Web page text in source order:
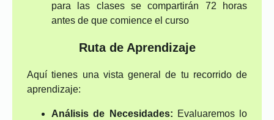
para las clases se compartirán 72 horas
antes de que comience el curso
Ruta de Aprendizaje
Aquí tienes una vista general de tu recorrido de
aprendizaje:
Análisis de Necesidades: Evaluaremos lo